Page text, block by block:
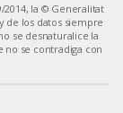
2014, la © Generalitat
de los datos siempre
se desnaturalice la
no se contradiga con